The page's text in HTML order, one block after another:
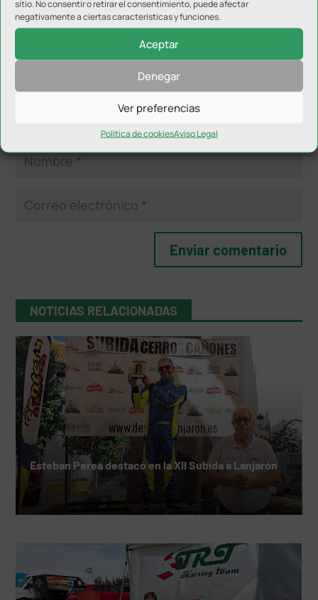
sitio. No consentir o retirar el consentimiento, puede afectar
negativamente a ciertas características y funciones.
Aceptar
Denegar
Ver preferencias
Política de cookiesAviso Legal
NOTICIAS RELACIONADAS
Esteban Perea destacó en la XII Subida a Lanjarón